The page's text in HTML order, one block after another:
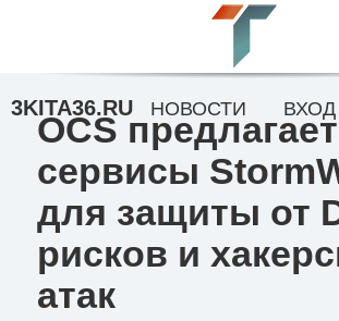
OCS предлагает
сервисы
для защиты от
рисков и
атак
3KITA36.RU НОВОСТИ ВХОД